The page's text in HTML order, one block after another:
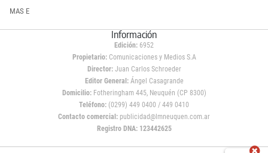
MAS E
Información
Edición: 6952
Propietario:Comunicaciones y Medios S.A
Director: Juan Carlos Schroeder
Editor General:Ángel Casagrande
Domicilio:Fotheringham 445, Neuquén (CP 8300)
Teléfono: (0299) 449 0400 / 449 0410
Contacto comercial: publicidad@lmneuquen.com.ar
Registro DNA: 123442625